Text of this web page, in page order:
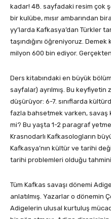
kadar! 48. sayfadaki resim çok
bir kulübe, mısır ambarından
yy’larda Kafkasya’dan Türkler
taşındığını öğreniyoruz.
milyon 600 bin ediyor.
Ders kitabındaki en büyük
sayfalar) ayrılmış. Bu keyfiyetin
düşürüyor: 6-7. sınıflarda
fazla bahsetmek varken,
mi? Bu yaşta 1-2 paragraf
Krasnodarlı Kafkasologların
Kafkasya’nın kültür ve tarihi
tarihi problemleri olduğu
Tüm Kafkas savaşı dönemi
anlatılmış. Yazarlar o dönemin
Adigelerin ulusal kurtuluş